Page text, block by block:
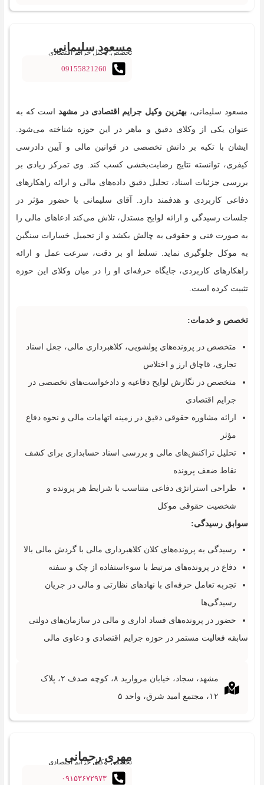
مسعود سلیمانی
تخصص: وکیل جرایم اقتصادی
09155821260
مسعود سلیمانی، بهترین وکیل جرایم اقتصادی در مشهد است که به‌
عنوان یکی از وکلای دقیق و ماهر در این حوزه شناخته می‌شود.
ایشان با تکیه بر دانش تخصصی در قوانین مالی و آیین دادرسی
کیفری، توانسته نتایج رضایت‌بخشی کسب کند. وی تمرکز زیادی بر
بررسی جزئیات اسناد، تحلیل دقیق داده‌های مالی و ارائه راهکارهای
دفاعی کاربردی و هدفمند دارد. آقای سلیمانی با حضور مؤثر در
جلسات رسیدگی و ارائه لوایح مستدل، تلاش می‌کند ادعاهای مالی را
به‌ صورت فنی و حقوقی به چالش بکشد و از تحمیل خسارات سنگین
به موکل جلوگیری نماید. تسلط او بر دقت، سرعت عمل و ارائه
راهکارهای کاربردی، جایگاه حرفه‌ای او را در میان وکلای این حوزه
تثبیت کرده است.
تخصص و خدمات:
متخصص در پرونده‌های پولشویی، کلاهبرداری مالی، جعل اسناد
تجاری، قاچاق ارز و اختلاس
متخصص در نگارش لوایح دفاعیه و دادخواست‌های تخصصی در
جرایم اقتصادی
ارائه مشاوره حقوقی دقیق در زمینه اتهامات مالی و نحوه دفاع
مؤثر
تحلیل تراکنش‌های مالی و بررسی اسناد حسابداری برای کشف
نقاط ضعف پرونده
طراحی استراتژی دفاعی متناسب با شرایط هر پرونده و
شخصیت حقوقی موکل
سوابق رسیدگی:
رسیدگی به پرونده‌های کلان کلاهبرداری مالی با گردش مالی بالا
دفاع در پرونده‌های مرتبط با سوءاستفاده از چک و سفته
تجربه تعامل حرفه‌ای با نهادهای نظارتی و مالی در جریان
رسیدگی‌ها
حضور در پرونده‌های فساد اداری و مالی در سازمان‌های دولتی
سابقه فعالیت مستمر در حوزه جرایم اقتصادی و دعاوی مالی
مشهد، سجاد، خیابان مروارید ۸، کوچه صدف ۲، پلاک
۱۲، مجتمع امید شرق، واحد ۵
مهری رحمانی
تخصص: وکیل جرایم اقتصادی
۰۹۱۵۳۶۷۲۹۷۳